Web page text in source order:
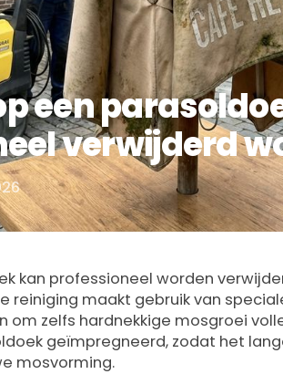
een
verwijderd
kan professioneel worden
reiniging maakt gebruik van
om zelfs hardnekkige mosgroei
geïmpregneerd, zodat het
mosvorming.